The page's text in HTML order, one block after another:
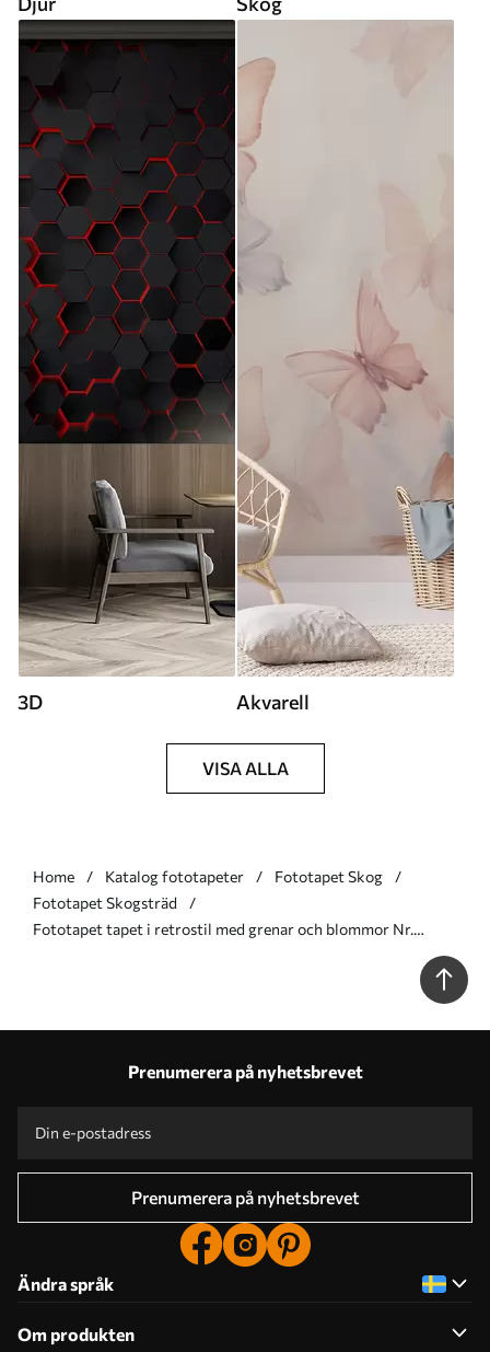
3D Akvarell
VISA ALLA
Home Katalog fototapeter
Fototapet Skog
Fototapet Skogsträd
Fototapet tapet i retrostil med grenar och blommor Nr.
Prenumerera på nyhetsbrevet
Prenumerera på nyhetsbrevet
Ändra språk
Om produkten